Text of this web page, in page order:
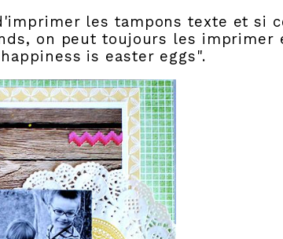
les tampons texte et si
on peut toujours les imprimer
is easter eggs".